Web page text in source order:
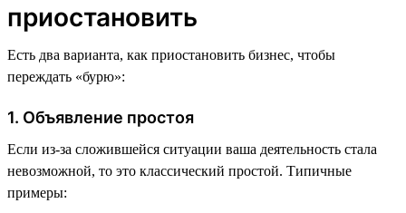
приостановить
Есть два варианта, как приостановить бизнес, чтобы
переждать «бурю»:
1. Объявление простоя
Если из-за сложившейся ситуации ваша деятельность стала
невозможной, то это классический простой. Типичные
примеры: